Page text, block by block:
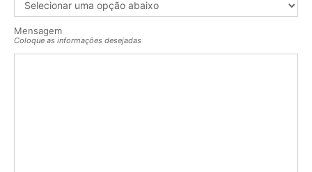
Mensagem
Coloque as informações desejadas